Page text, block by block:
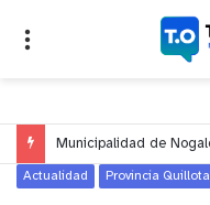
Actualidad Provincia Quillota